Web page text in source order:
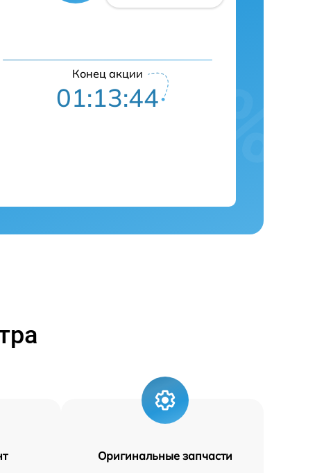
Конец акции
01:13:42
Оригинальные запчасти